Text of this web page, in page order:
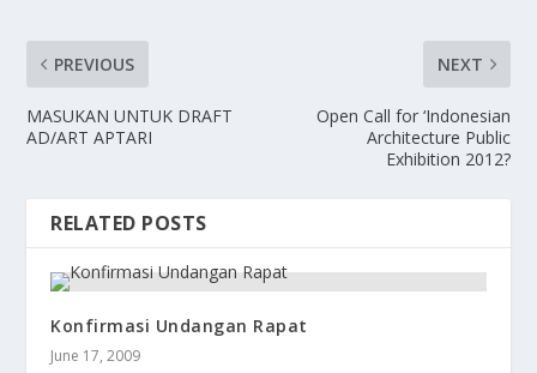
PREVIOUS
MASUKAN UNTUK DRAFT
AD/ART APTARI
NEXT
Open Call for ‘Indonesian
Architecture Public
Exhibition 2012?
RELATED POSTS
Konfirmasi Undangan Rapat
June 17, 2009